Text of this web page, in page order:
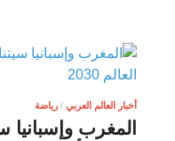
أخبار العالم العربي / رياضة
المغرب وإسبانيا